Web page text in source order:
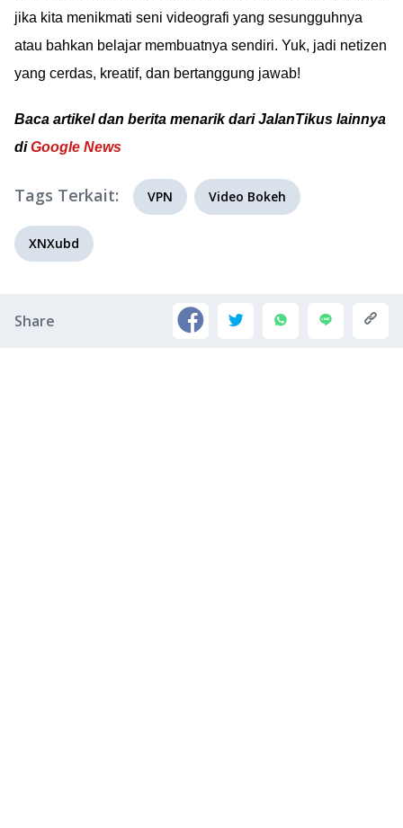
jika kita menikmati seni videografi yang sesungguhnya
atau bahkan belajar membuatnya sendiri. Yuk, jadi netizen
yang cerdas, kreatif, dan bertanggung jawab!
Baca artikel dan berita menarik dari JalanTikus lainnya
diGoogle News
Tags Terkait: VPN Video Bokeh
XNXubd
Share